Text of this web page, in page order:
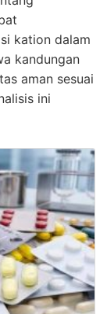
kation dalam
kandungan
aman sesuai
ini